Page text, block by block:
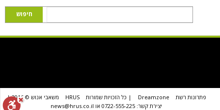
פתרונות רשת Dreamzone | כל הזכויות שמורות HRUS
משאבי אנוש © 2016 |
יצירת קשר: 0722-555-225 או news@hrus.co.il